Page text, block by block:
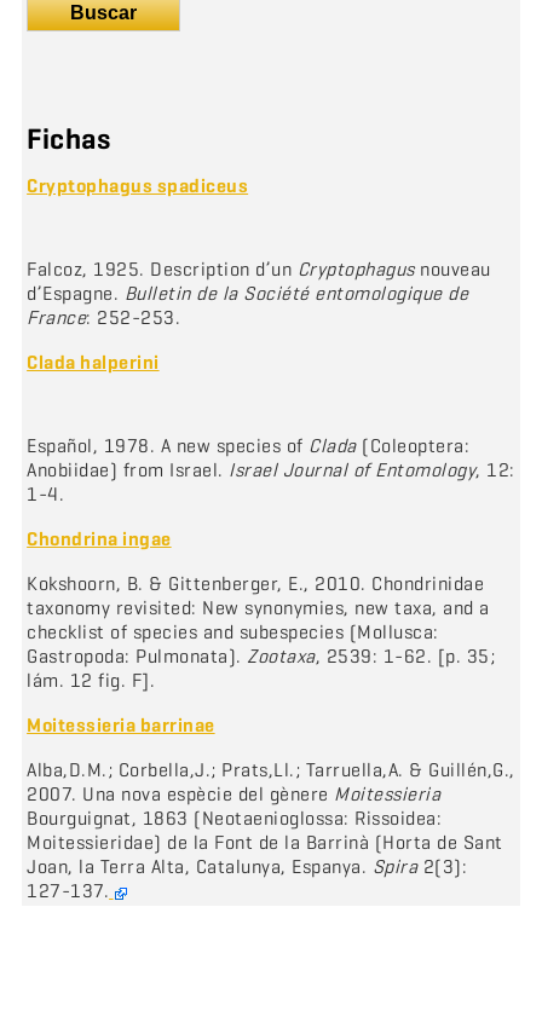
Buscar
Fichas
Cryptophagus spadiceus
Falcoz, 1925. Description d’un Cryptophagusnouveau
d’Espagne. Bulletin de la Société entomologique de
France: 252-253.
Clada halperini
Español, 1978. A new species of Clada(Coleoptera:
Anobiidae) from Israel. Israel Journal of Entomology, 12:
1-4.
Chondrina ingae
Kokshoorn, B. & Gittenberger, E., 2010. Chondrinidae
taxonomy revisited: New synonymies, new taxa, and a
checklist of species and subespecies (Mollusca:
Gastropoda: Pulmonata). Zootaxa, 2539: 1-62. [p. 35;
lám. 12 fig. F].
Moitessieria barrinae
Alba,D.M.; Corbella,J.; Prats,Ll.; Tarruella,A. & Guillén,G.,
2007. Una nova espècie del gènere Moitessieria
Bourguignat, 1863 (Neotaenioglossa: Rissoidea:
Moitessieridae) de la Font de la Barrinà (Horta de Sant
Joan, la Terra Alta, Catalunya, Espanya. Spira2(3):
127-137.